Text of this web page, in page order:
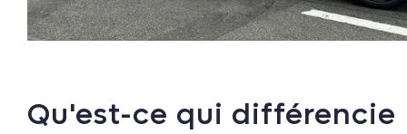
Qu'est-ce qui différencie